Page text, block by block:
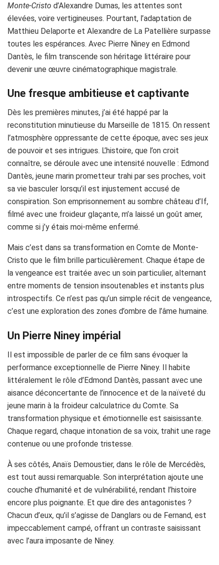
Monte-Cristo d’Alexandre Dumas, les attentes sont
élevées, voire vertigineuses. Pourtant, l’adaptation de
Matthieu Delaporte et Alexandre de La Patellière surpasse
toutes les espérances. Avec Pierre Niney en Edmond
Dantès, le film transcende son héritage littéraire pour
devenir une œuvre cinématographique magistrale.
Une fresque ambitieuse et captivante
Dès les premières minutes, j’ai été happé par la
reconstitution minutieuse du Marseille de 1815. On ressent
l’atmosphère oppressante de cette époque, avec ses jeux
de pouvoir et ses intrigues. L’histoire, que l’on croit
connaître, se déroule avec une intensité nouvelle : Edmond
Dantès, jeune marin prometteur trahi par ses proches, voit
sa vie basculer lorsqu’il est injustement accusé de
conspiration. Son emprisonnement au sombre château d’If,
filmé avec une froideur glaçante, m’a laissé un goût amer,
comme si j’y étais moi-même enfermé.
Mais c’est dans sa transformation en Comte de Monte-
Cristo que le film brille particulièrement. Chaque étape de
la vengeance est traitée avec un soin particulier, alternant
entre moments de tension insoutenables et instants plus
introspectifs. Ce n’est pas qu’un simple récit de vengeance,
c’est une exploration des zones d’ombre de l’âme humaine.
Un Pierre Niney impérial
Il est impossible de parler de ce film sans évoquer la
performance exceptionnelle de Pierre Niney. Il habite
littéralement le rôle d’Edmond Dantès, passant avec une
aisance déconcertante de l’innocence et de la naïveté du
jeune marin à la froideur calculatrice du Comte. Sa
transformation physique et émotionnelle est saisissante.
Chaque regard, chaque intonation de sa voix, trahit une rage
contenue ou une profonde tristesse.
À ses côtés, Anaïs Demoustier, dans le rôle de Mercédès,
est tout aussi remarquable. Son interprétation ajoute une
couche d’humanité et de vulnérabilité, rendant l’histoire
encore plus poignante. Et que dire des antagonistes ?
Chacun d’eux, qu’il s’agisse de Danglars ou de Fernand, est
impeccablement campé, offrant un contraste saisissant
avec l’aura imposante de Niney.